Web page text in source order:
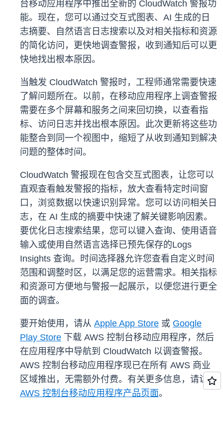
台移动应用程序中推出全新的 CloudWatch 警报功
能。现在，您可以通过交互式图表、AI 生成的日
志摘要、自然语言日志搜索以及对相关指标和资源
的简化访问，更快地调查警报，收到通知后可以更
快地找出根本原因。
当触发 CloudWatch 警报时，工程师通常需要快速
了解问题所在。以前，在移动应用程序上调查警报
需要在多个屏幕和服务之间来回切换，以查看指
标、访问日志并找出根本原因。此次更新将这些功
能整合到同一个视图中，缩短了从收到通知到解决
问题的整体时间。
CloudWatch 警报现在包含交互式图表，让您可以
直观查看触发警报的指标，放大查看特定时间窗
口，浏览数据以快速识别异常。您可以访问相关日
志，在 AI 生成的摘要中快速了解关键影响因素。
要优化日志搜索结果，您可以键入查询、使用语音
输入或使用自然语言选择已预先保存的Logs
Insights 查询。时间选择器允许您查看自定义时间
范围和调整时区，以满足您的运营需求。相关指标
和资源可方便地与警报一起展示，以便您进行更全
面的调查。
要开始使用，请从 Apple App Store 或 Google
Play Store 下载 AWS 控制台移动应用程序，然后
在应用程序中导航到 CloudWatch 以调查警报。
AWS 控制台移动应用程序现已在所有 AWS 商业
区域推出，无需额外付费。有关更多信息，请访问
AWS 控制台移动应用程序产品页面。